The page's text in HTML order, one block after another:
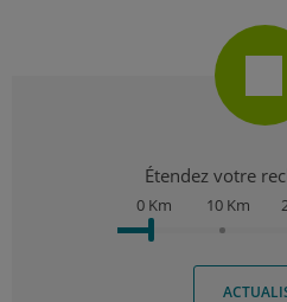
Étendez votre
0 Km 10 Km